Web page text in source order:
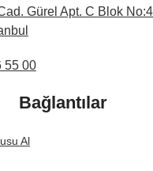
Gürel Apt. C Blok
55 00
Bağlantılar
Al